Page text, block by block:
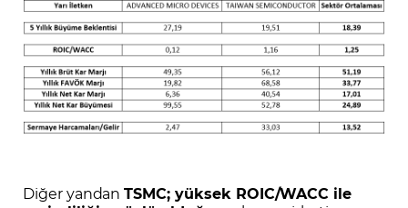
Diğer yandanTSMC; yüksek ROIC/WACC ile